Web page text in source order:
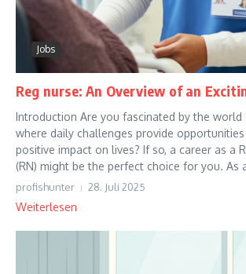
Jobs
Reg nurse: An Overview of an
Introduction Are you fascinated by the world
where daily challenges provide
positive impact on lives? If so, a career as a
(RN) might be the perfect choice for you. As
profishunter 28. Juli 2025
Weiterlesen